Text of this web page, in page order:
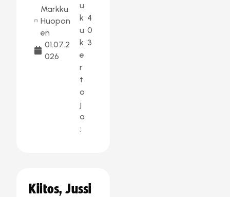
Markku
Huopon
en
01.07.2
026
u
k
u
k
e
r
t
o
j
a
:
4
0
3
Kiitos, Jussi